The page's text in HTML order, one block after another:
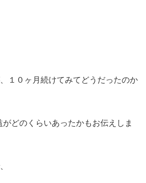
１０ヶ月続けてみてどうだったのか
どのくらいあったかもお伝えしま